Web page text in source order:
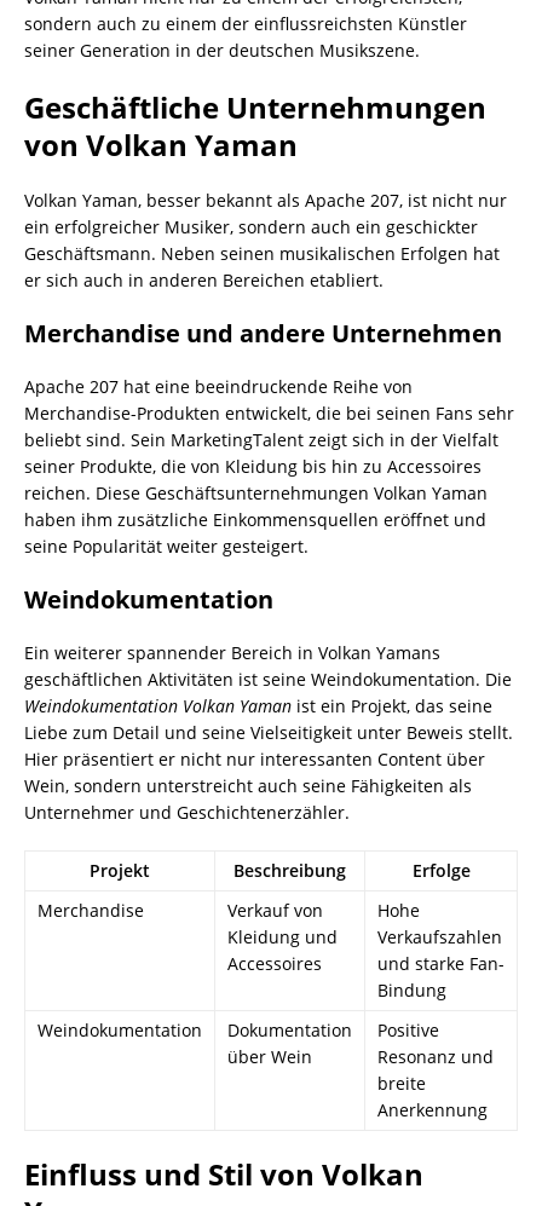
sondern auch zu einem der einflussreichsten Künstler
seiner Generation in der deutschen Musikszene.
Geschäftliche Unternehmungen
von Volkan Yaman
Volkan Yaman, besser bekannt als Apache 207, ist nicht nur
ein erfolgreicher Musiker, sondern auch ein geschickter
Geschäftsmann. Neben seinen musikalischen Erfolgen hat
er sich auch in anderen Bereichen etabliert.
Merchandise und andere Unternehmen
Apache 207 hat eine beeindruckende Reihe von
Merchandise-Produkten entwickelt, die bei seinen Fans sehr
beliebt sind. Sein MarketingTalent zeigt sich in der Vielfalt
seiner Produkte, die von Kleidung bis hin zu Accessoires
reichen. Diese Geschäftsunternehmungen Volkan Yaman
haben ihm zusätzliche Einkommensquellen eröffnet und
seine Popularität weiter gesteigert.
Weindokumentation
Ein weiterer spannender Bereich in Volkan Yamans
geschäftlichen Aktivitäten ist seine Weindokumentation. Die
Weindokumentation Volkan Yaman ist ein Projekt, das seine
Liebe zum Detail und seine Vielseitigkeit unter Beweis stellt.
Hier präsentiert er nicht nur interessanten Content über
Wein, sondern unterstreicht auch seine Fähigkeiten als
Unternehmer und Geschichtenerzähler.
Projekt Beschreibung
Erfolge
Merchandise
Verkauf von
Kleidung und
Accessoires
Hohe
Verkaufszahlen
und starke Fan-
Bindung
Weindokumentation
Dokumentation
über Wein
Positive
Resonanz und
breite
Anerkennung
Einfluss und Stil von Volkan